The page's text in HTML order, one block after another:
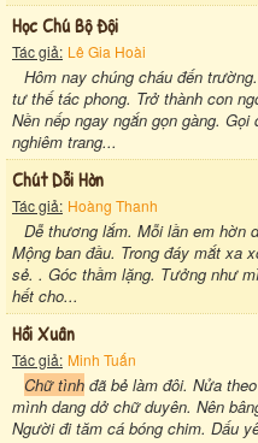
Học Chú Bộ Đội
Tác giả: Lê Gia Hoài
Hôm nay chúng cháu đến
tư thế tác phong. Trở thành con
Nền nếp ngay ngắn gọn gàng.
nghiêm trang...
Chút Dỗi Hờn
Tác giả: Hoàng Thanh
Dễ thương lắm. Mỗi lần em hờn
Mộng ban đầu. Trong đáy mắt xa
sẻ. . Góc thầm lặng. Tưởng như
hết cho...
Hồi Xuân
Tác giả: Minh Tuấn
Chữ tình đã bẻ làm đôi. Nửa
mình dang dở chữ duyên. Nên
Người đi tăm cá bóng chim. Dấu